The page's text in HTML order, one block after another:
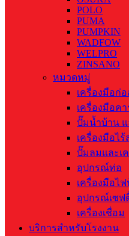
POLO
PUMA
PUMPKIN
WADFOW
WELPRO
ZINSANO
หมวดหมู่
เครื่องมือก่อ
เครื่องมือค
ปั๊มน้ำบ้าน
เครื่องมือไร้
ปั๊มลมและเ
อุปกรณ์ท่อ
เครื่องมือไ
อุปกรณ์เซฟ
เครื่องเชื่อม
บริการสำหรับโรงงาน